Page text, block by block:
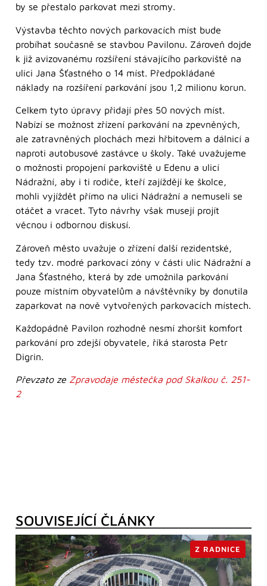
by se přestalo parkovat mezi stromy.
Výstavba těchto nových parkovacích míst bude
probíhat současně se stavbou Pavilonu. Zároveň dojde
k již avizovanému rozšíření stávajícího parkoviště na
ulici Jana Šťastného o 14 míst. Předpokládané
náklady na rozšíření parkování jsou 1,2 milionu korun.
Celkem tyto úpravy přidají přes 50 nových míst.
Nabízí se možnost zřízení parkování na zpevněných,
ale zatravněných plochách mezi hřbitovem a dálnicí a
naproti autobusové zastávce u školy. Také uvažujeme
o možnosti propojení parkoviště u Edenu a ulicí
Nádražní, aby i ti rodiče, kteří zajíždějí ke školce,
mohli vyjíždět přímo na ulici Nádražní a nemuseli se
otáčet a vracet. Tyto návrhy však musejí projít
věcnou i odbornou diskusí.
Zároveň město uvažuje o zřízení další rezidentské,
tedy tzv. modré parkovací zóny v části ulic Nádražní a
Jana Šťastného, která by zde umožnila parkování
pouze místním obyvatelům a návštěvníky by donutila
zaparkovat na nově vytvořených parkovacích místech.
Každopádně Pavilon rozhodně nesmí zhoršit komfort
parkování pro zdejší obyvatele, říká starosta Petr
Digrin.
Převzato ze Zpravodaje městečka pod Skalkou č. 251-
2
SOUVISEJÍCÍ ČLÁNKY
Z RADNICE